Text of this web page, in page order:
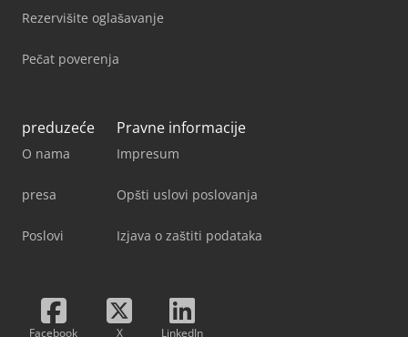
Rezervišite oglašavanje
Pečat poverenja
preduzeće
O nama
presa
Poslovi
Pravne informacije
Impresum
Opšti uslovi poslovanja
Izjava o zaštiti podataka
Facebook X LinkedIn